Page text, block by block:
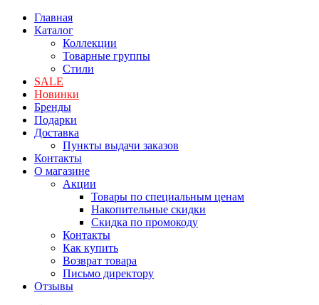
Главная
Каталог
Коллекции
Товарные группы
Стили
SALE
Новинки
Бренды
Подарки
Доставка
Пункты выдачи заказов
Контакты
О магазине
Акции
Товары по специальным ценам
Накопительные скидки
Скидка по промокоду
Контакты
Как купить
Возврат товара
Письмо директору
Отзывы